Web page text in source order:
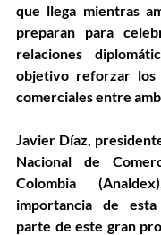
que llega mientras
preparan para
relaciones
objetivo reforzar los
comerciales entre
Javier Díaz,
Nacional de
Colombia
importancia de esta
parte de este gran